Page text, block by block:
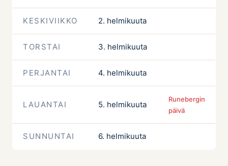
KESKIVIIKKO 2. helmikuuta
TORSTAI 3. helmikuuta
PERJANTAI 4. helmikuuta
LAUANTAI 5. helmikuuta
Runebergin
päivä
SUNNUNTAI 6. helmikuuta